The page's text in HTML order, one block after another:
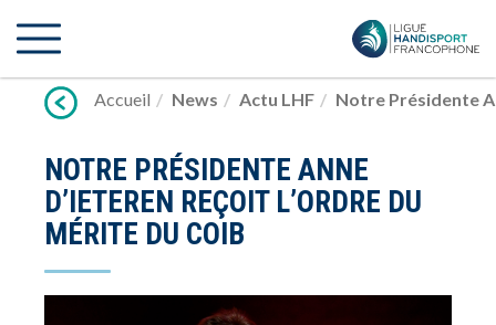
vers
Accueil
News Actu LHF Notre Présidente
NOTRE PRÉSIDENTE ANNE
D’IETEREN REÇOIT L’ORDRE DU
MÉRITE DU COIB